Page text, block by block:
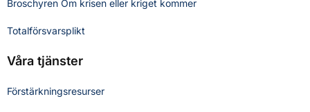
Broschyren Om krisen eller kriget kommer
Totalförsvarsplikt
Våra tjänster
Förstärkningsresurser